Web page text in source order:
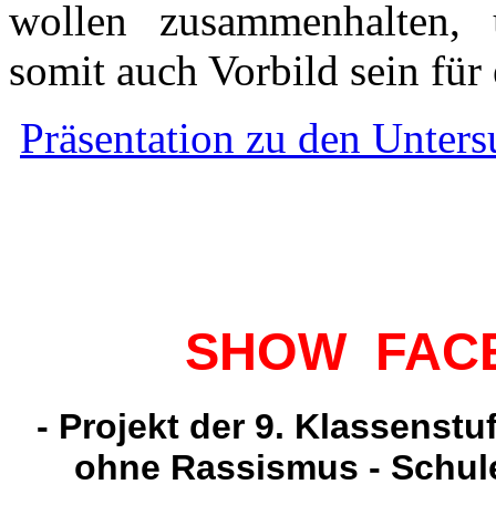
wollen
somit auch Vorbild sein
Präsentation zu den
SHOW
- Projekt der 9.
ohne Rassismus -